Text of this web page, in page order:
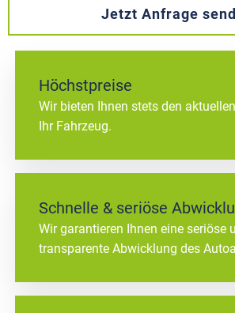
Höchstpreise
Wir bieten Ihnen stets den
Ihr Fahrzeug.
Schnelle & seriöse
Wir garantieren Ihnen eine seriöse
transparente Abwicklung des
Jetzt Anfrage